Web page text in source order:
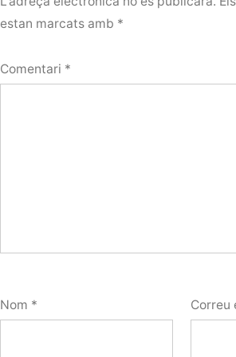
estan marcats amb *
Comentari *
Nom *